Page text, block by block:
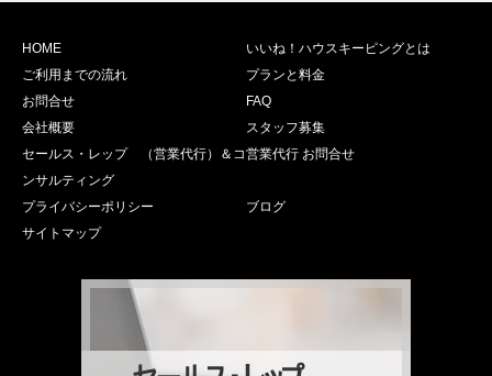
HOME
いいね！ハウスキーピングとは
ご利用までの流れ
プランと料金
お問合せ
FAQ
会社概要
スタッフ募集
セールス・レップ （営業代行）＆コ
ンサルティング
営業代行 お問合せ
プライバシーポリシー
ブログ
サイトマップ